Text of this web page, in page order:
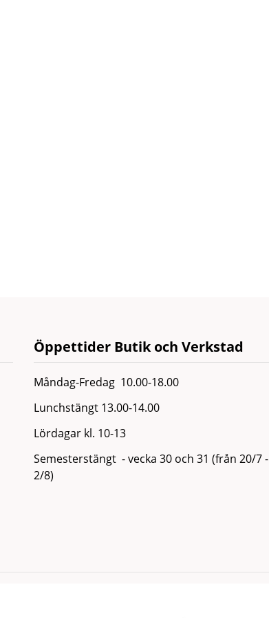
Öppettider Butik och Verkstad
Måndag-Fredag 10.00-18.00
Lunchstängt 13.00-14.00
Lördagar kl. 10-13
Semesterstängt - vecka 30 och 31 (från 20/7 -
2/8)